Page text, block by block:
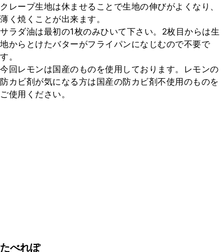
クレープ生地は休ませることで生地の伸びがよくなり、
薄く焼くことが出来ます。
サラダ油は最初の1枚のみひいて下さい。2枚目からは生
地からとけたバターがフライパンになじむので不要で
す。
今回レモンは国産のものを使用しております。レモンの
防カビ剤が気になる方は国産の防カビ剤不使用のものを
ご使用ください。
たべれぽ